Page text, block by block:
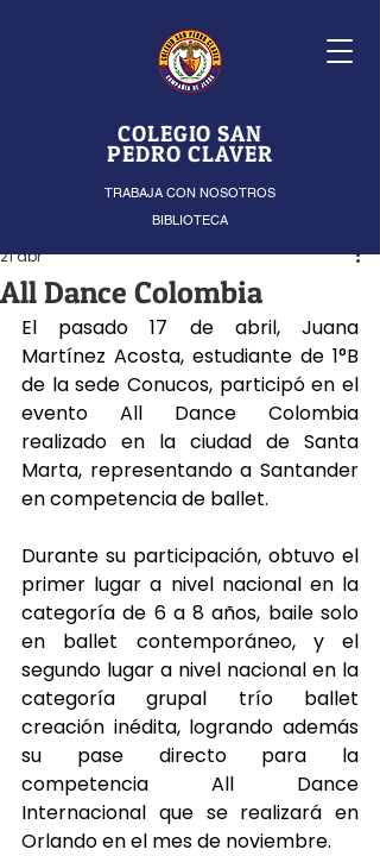
COLEGIO SAN
PEDRO CLAVER
TRABAJA CON NOSOTROS
BIBLIOTECA
All Dance Colombia
21 abr
El pasado 17 de abril, Juana
Martínez Acosta, estudiante de 1°B
de la sede Conucos, participó en el
evento All Dance Colombia
realizado en la ciudad de Santa
Marta, representando a Santander
en competencia de ballet.
Durante su participación, obtuvo el
primer lugar a nivel nacional en la
categoría de 6 a 8 años, baile solo
en ballet contemporáneo, y el
segundo lugar a nivel nacional en la
categoría grupal trío ballet
creación inédita, logrando además
su pase directo para la
competencia All Dance
Internacional que se realizará en
Orlando en el mes de noviembre.